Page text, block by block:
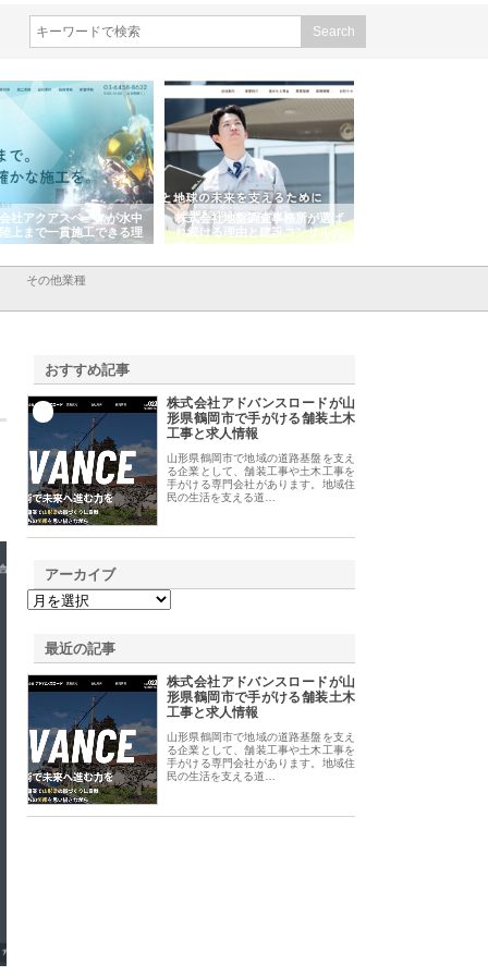
社アクアスペースが水中
上まで一貫施工できる理
株式会社地盤調査事務所が選ば
れ続ける理由と建設コンサルの
強み
その他業種
おすすめ記事
株式会社アドバンスロードが山
形県鶴岡市で手がける舗装土木
工事と求人情報
山形県鶴岡市で地域の道路基盤を支え
る企業として、舗装工事や土木工事を
手がける専門会社があります。地域住
民の生活を支える道…
アーカイブ
最近の記事
株式会社アドバンスロードが山
形県鶴岡市で手がける舗装土木
工事と求人情報
山形県鶴岡市で地域の道路基盤を支え
る企業として、舗装工事や土木工事を
手がける専門会社があります。地域住
民の生活を支える道…